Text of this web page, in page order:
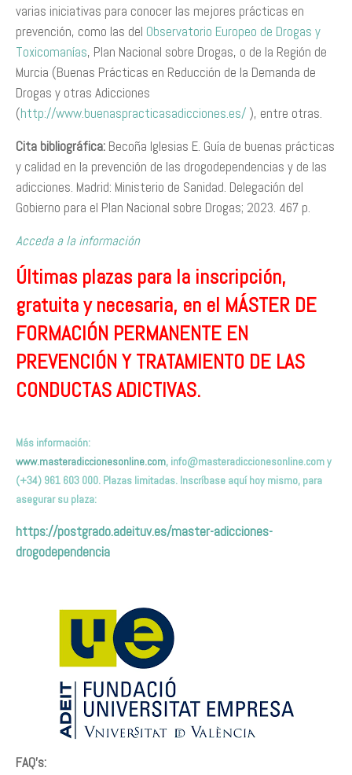
varias iniciativas para conocer las mejores prácticas en
prevención, como las del Observatorio Europeo de Drogas y
Toxicomanías, Plan Nacional sobre Drogas, o de la Región de
Murcia (Buenas Prácticas en Reducción de la Demanda de
Drogas y otras Adicciones
(http://www.buenaspracticasadicciones.es/ ), entre otras.
Cita bibliográfica: Becoña Iglesias E. Guía de buenas prácticas
y calidad en la prevención de las drogodependencias y de las
adicciones. Madrid: Ministerio de Sanidad. Delegación del
Gobierno para el Plan Nacional sobre Drogas; 2023. 467 p.
Acceda a la información
Últimas plazas para la inscripción,
gratuita y necesaria, en el MÁSTER DE
FORMACIÓN PERMANENTE EN
PREVENCIÓN Y TRATAMIENTO DE LAS
CONDUCTAS ADICTIVAS.
Más información:
www.masteradiccionesonline.com, info@masteradiccionesonline.comy
(+34) 961 603 000. Plazas limitadas. Inscríbase aquí hoy mismo, para
asegurar su plaza:
https://postgrado.adeituv.es/master-adicciones-
drogodependencia
FAQ’s: